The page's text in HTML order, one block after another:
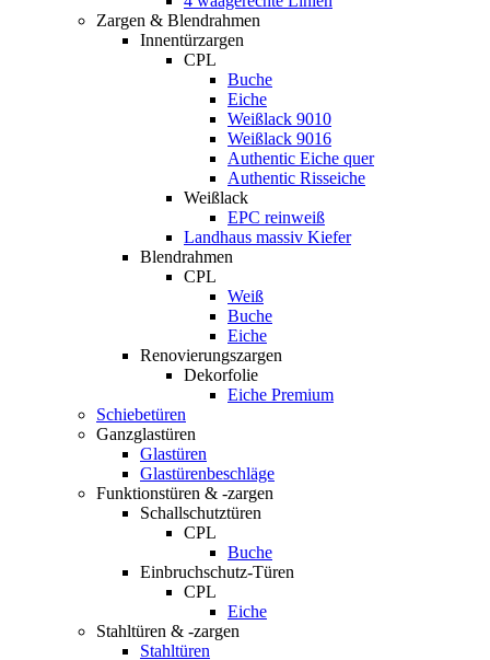
Zargen & Blendrahmen
Innentürzargen
CPL
Buche
Eiche
Weißlack 9010
Weißlack 9016
Authentic Eiche quer
Authentic Risseiche
Weißlack
EPC reinweiß
Landhaus massiv Kiefer
Blendrahmen
CPL
Weiß
Buche
Eiche
Renovierungszargen
Dekorfolie
Eiche Premium
Schiebetüren
Ganzglastüren
Glastüren
Glastürenbeschläge
Funktionstüren & -zargen
Schallschutztüren
CPL
Buche
Einbruchschutz-Türen
CPL
Eiche
Stahltüren & -zargen
Stahltüren